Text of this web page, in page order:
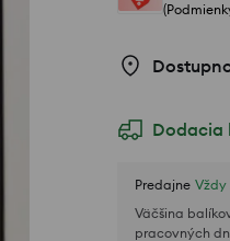
Dodacia
Predajne Vždy
Väčšina
pracovných